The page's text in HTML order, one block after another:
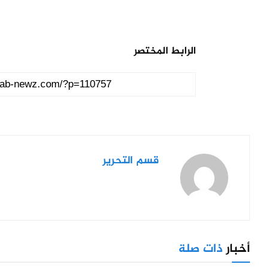
الرابط المختصر
قسم التحرير
أخبارذات صلة